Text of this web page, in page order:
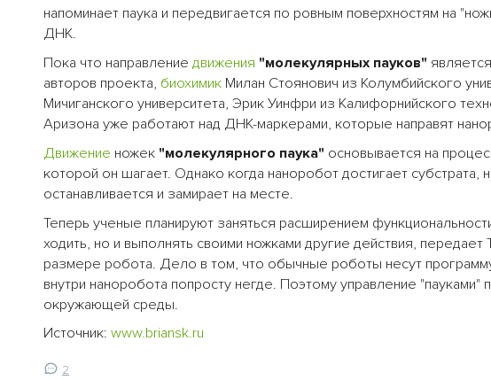
напоминает паука и передвигается по ровным поверхностям на
ДНК.
Пока что направление движения "молекулярных пауков"
авторов проекта, биохимик Милан Стоянович из Колумбийского
Мичиганского университета, Эрик Уинфри из Калифорнийского
Аризона уже работают над ДНК-маркерами, которые направят
Движение ножек "молекулярного паука" основывается на
которой он шагает. Однако когда наноробот достигает
останавливается и замирает на месте.
Теперь ученые планируют заняться расширением
ходить, но и выполнять своими ножками другие действия,
размере робота. Дело в том, что обычные роботы несут
внутри наноробота попросту негде. Поэтому управление
окружающей среды.
Источник: www.briansk.ru
2